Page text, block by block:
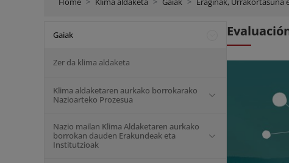
Gaiak
Zer da klima aldaketa
Klima aldaketaren aurkako borrokarako
Nazioarteko Prozesua
Nazio mailan Klima Aldaketaren aurkako
borrokan dauden Erakundeak eta
Institutzioak